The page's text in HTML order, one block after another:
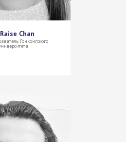
Chan
Гонконгского